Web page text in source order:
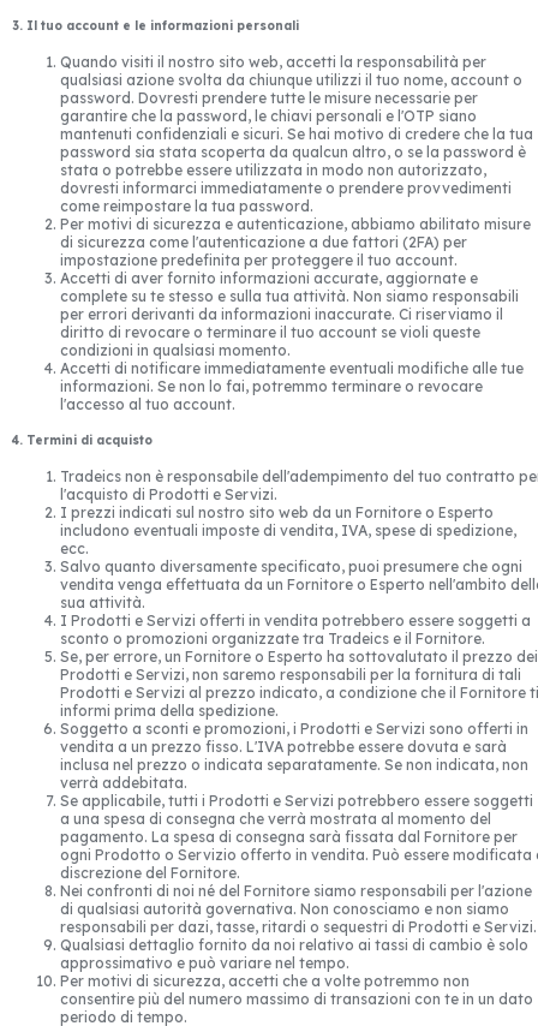
3. Il tuo account e le informazioni personali
Quando visiti il nostro sito web, accetti la responsabilità per
qualsiasi azione svolta da chiunque utilizzi il tuo nome, account o
password. Dovresti prendere tutte le misure necessarie per
garantire che la password, le chiavi personali e l'OTP siano
mantenuti confidenziali e sicuri. Se hai motivo di credere che la tua
password sia stata scoperta da qualcun altro, o se la password è
stata o potrebbe essere utilizzata in modo non autorizzato,
dovresti informarci immediatamente o prendere provvedimenti
come reimpostare la tua password.
Per motivi di sicurezza e autenticazione, abbiamo abilitato misure
di sicurezza come l'autenticazione a due fattori (2FA) per
impostazione predefinita per proteggere il tuo account.
Accetti di aver fornito informazioni accurate, aggiornate e
complete su te stesso e sulla tua attività. Non siamo responsabili
per errori derivanti da informazioni inaccurate. Ci riserviamo il
diritto di revocare o terminare il tuo account se violi queste
condizioni in qualsiasi momento.
Accetti di notificare immediatamente eventuali modifiche alle tue
informazioni. Se non lo fai, potremmo terminare o revocare
l'accesso al tuo account.
4. Termini di acquisto
Tradeics non è responsabile dell'adempimento del tuo contratto
l'acquisto di Prodotti e Servizi.
I prezzi indicati sul nostro sito web da un Fornitore o Esperto
includono eventuali imposte di vendita, IVA, spese di spedizione,
ecc.
Salvo quanto diversamente specificato, puoi presumere che ogni
vendita venga effettuata da un Fornitore o Esperto nell'ambito
sua attività.
I Prodotti e Servizi offerti in vendita potrebbero essere soggetti a
sconto o promozioni organizzate tra Tradeics e il Fornitore.
Se, per errore, un Fornitore o Esperto ha sottovalutato il prezzo dei
Prodotti e Servizi, non saremo responsabili per la fornitura di tali
Prodotti e Servizi al prezzo indicato, a condizione che il Fornitore ti
informi prima della spedizione.
Soggetto a sconti e promozioni, i Prodotti e Servizi sono offerti in
vendita a un prezzo fisso. L'IVA potrebbe essere dovuta e sarà
inclusa nel prezzo o indicata separatamente. Se non indicata, non
verrà addebitata.
Se applicabile, tutti i Prodotti e Servizi potrebbero essere soggetti
a una spesa di consegna che verrà mostrata al momento del
pagamento. La spesa di consegna sarà fissata dal Fornitore per
ogni Prodotto o Servizio offerto in vendita. Può essere modificata
discrezione del Fornitore.
Nei confronti di noi né del Fornitore siamo responsabili per l'azione
di qualsiasi autorità governativa. Non conosciamo e non siamo
responsabili per dazi, tasse, ritardi o sequestri di Prodotti e Servizi.
Qualsiasi dettaglio fornito da noi relativo ai tassi di cambio è solo
approssimativo e può variare nel tempo.
Per motivi di sicurezza, accetti che a volte potremmo non
consentire più del numero massimo di transazioni con te in un dato
periodo di tempo.